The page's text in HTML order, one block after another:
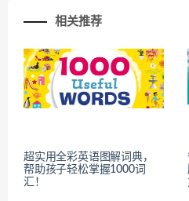
相关推荐
超实用全彩英语图解词典，
帮助孩子轻松掌握1000词
汇！